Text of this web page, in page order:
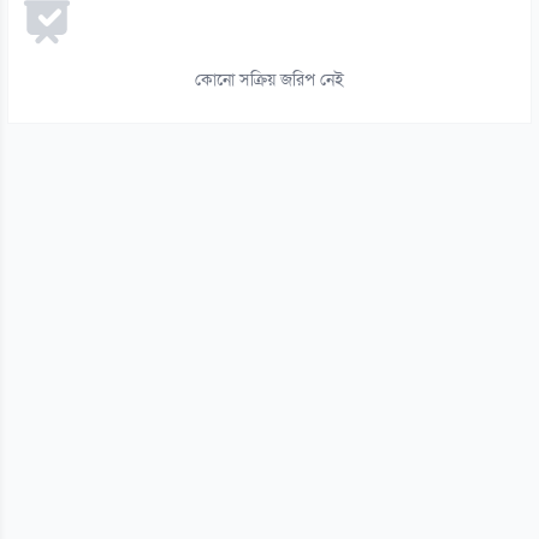
০৬ আগস্ট
কোনো সক্রিয় জরিপ নেই